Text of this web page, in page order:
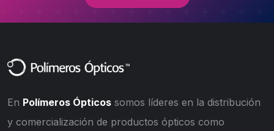
En Polímeros Ópticos somos líderes en la distribución
y comercialización de productos ópticos como